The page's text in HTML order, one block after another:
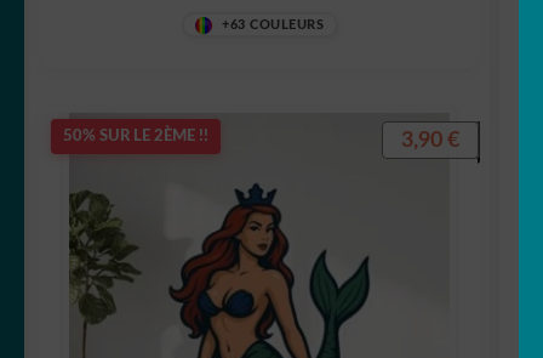
KXAHVK
+63 COULEURS
50% SUR LE 2ÈME !! 3,90 €